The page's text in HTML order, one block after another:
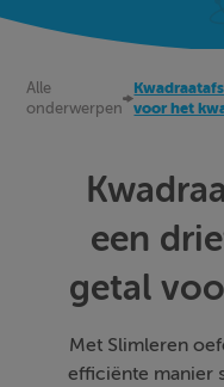
Alle
onderwerpen
voor het
een
getal
Met Slimleren
efficiënte manier